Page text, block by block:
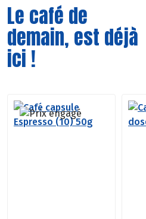
Le café de
demain, est déjà
ici !